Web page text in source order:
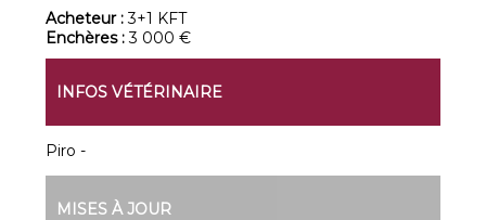
Acheteur :3+1 KFT
Enchères :3 000 €
INFOS VÉTÉRINAIRE
Piro -
MISES À JOUR